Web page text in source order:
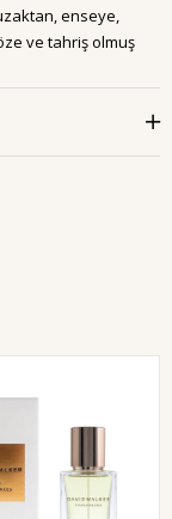
enseye,
ve tahriş olmuş